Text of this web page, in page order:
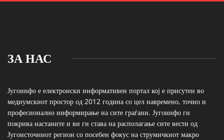
ЗА НАС
Југоинфо е електронски информативен портал кој е присутен во
медиумскиот простор од 2012 година со цел навремено, точно и
професионално информирање на сите граѓани. Југоинфо ги
покрива настаните и ви ги става на располагање сите вести од
Југоисточниот регион со посебен фокус на струмичкиот макро